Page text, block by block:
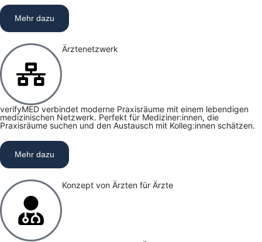
Mehr dazu
Ärztenetzwerk
verifyMED verbindet moderne Praxisräume mit einem lebendigen
medizinischen Netzwerk. Perfekt für Mediziner:innen, die
Praxisräume suchen und den Austausch mit Kolleg:innen schätzen.
Mehr dazu
Konzept von Ärzten für Ärzte